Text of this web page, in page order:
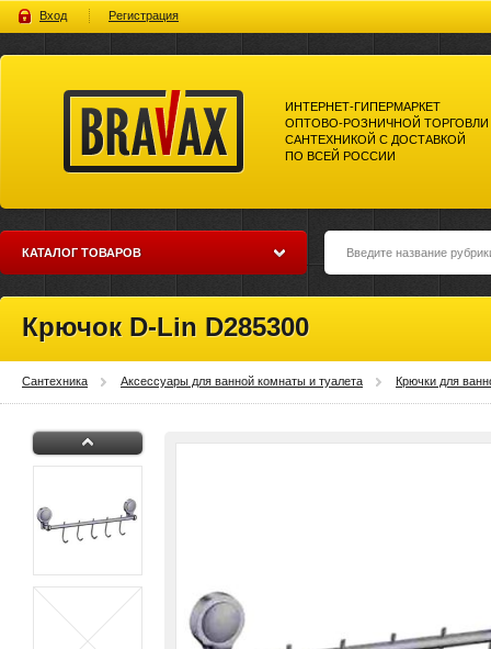
Вход Регистрация
всей россии
ИНТЕРНЕТ-ГИПЕРМАРКЕТ
ОПТОВО-РОЗНИЧНОЙ ТОРГОВЛИ
САНТЕХНИКОЙ С ДОСТАВКОЙ
ПО ВСЕЙ РОССИИ
КАТАЛОГ ТОВАРОВ
Крючок D-Lin D285300
Сантехника Аксессуары для ванной комнаты и туалета Крючки для